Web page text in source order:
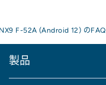
F-52A (Android 12) のFAQ
製品